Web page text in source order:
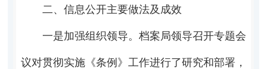
二、信息公开主要做法及成效
一是加强组织领导。档案局领导召开专题会
议对贯彻实施《条例》工作进行了研究和部署，